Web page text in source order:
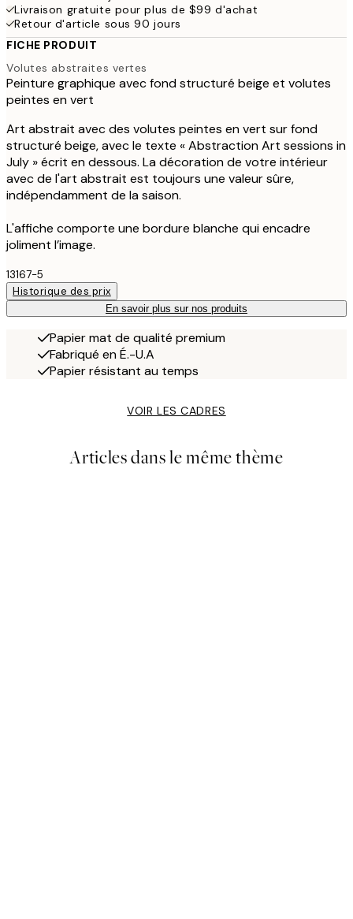
Livraison gratuite pour plus de $99 d'achat
Retour d'article sous 90 jours
FICHE PRODUIT
Volutes abstraites vertes
Peinture graphique avec fond structuré beige et volutes
peintes en vert
Art abstrait avec des volutes peintes en vert sur fond
structuré beige, avec le texte « Abstraction Art sessions in
July » écrit en dessous. La décoration de votre intérieur
avec de l'art abstrait est toujours une valeur sûre,
indépendamment de la saison.
L'affiche comporte une bordure blanche qui encadre
joliment l’image.
13167-5
Historique des prix
En savoir plus sur nos produits
Papier mat de qualité premium
Fabriqué en É.-U.A
Papier résistant au temps
VOIR LES CADRES
Articles dans le même thème